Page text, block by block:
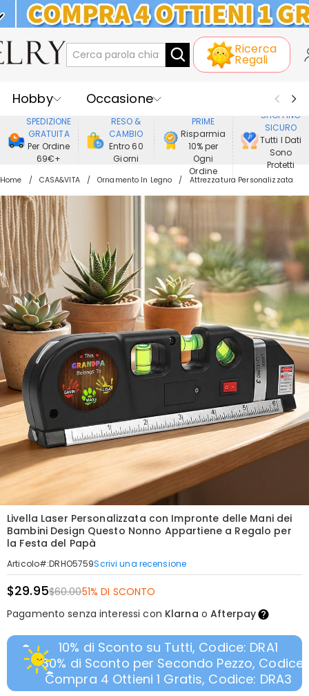
KLARNA: PAGAMENTO A RATE SENZA
INTERESSI
Ricerca
Regali
Hobby
Occasione
Ricevente
Best Seller
Nuovi
Gioielli
Casa&Vita
Abbigliamento
SPEDIZIONE
GRATUITA
Per Ordine
69€+
RESO &
CAMBIO
Entro 60
Giorni
PRIME
Risparmia
10% per
Ogni
Ordine
SHOPPING
SICURO
Tutti I Dati
Sono
Protetti
Home CASA&VITA Ornamento In Legno Attrezzatura Personalizzata
Livella Laser Personalizzata con Impronte delle Mani dei
Bambini Design Questo Nonno Appartiene a Regalo per
la Festa del Papà
Articolo#:DRHO5759Scrivi una recensione
$29.95$60.0051% DI SCONTO
Pagamento senza interessi con Klarna oAfterpay
10% di Sconto su Tutti, Codice: DRA1
30% di Sconto per Secondo Pezzo, Codice:
Compra 4 Ottieni 1 Gratis, Codice: DRA3